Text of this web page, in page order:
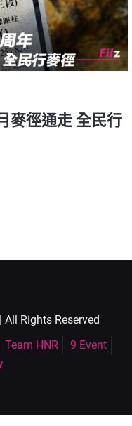
麥徑通走 全民行
Rights Reserved
Team HNR
9 Event